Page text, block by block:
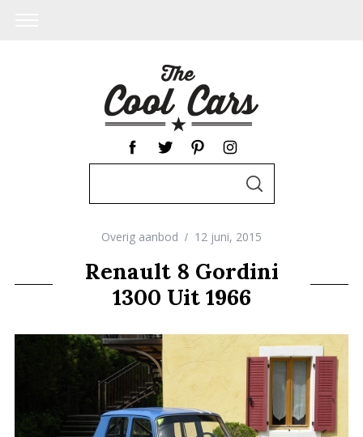
c
o
S
E
C
H
Overig aanbod 12 juni, 2015
Renault 8 Gordini
1300 Uit 1966